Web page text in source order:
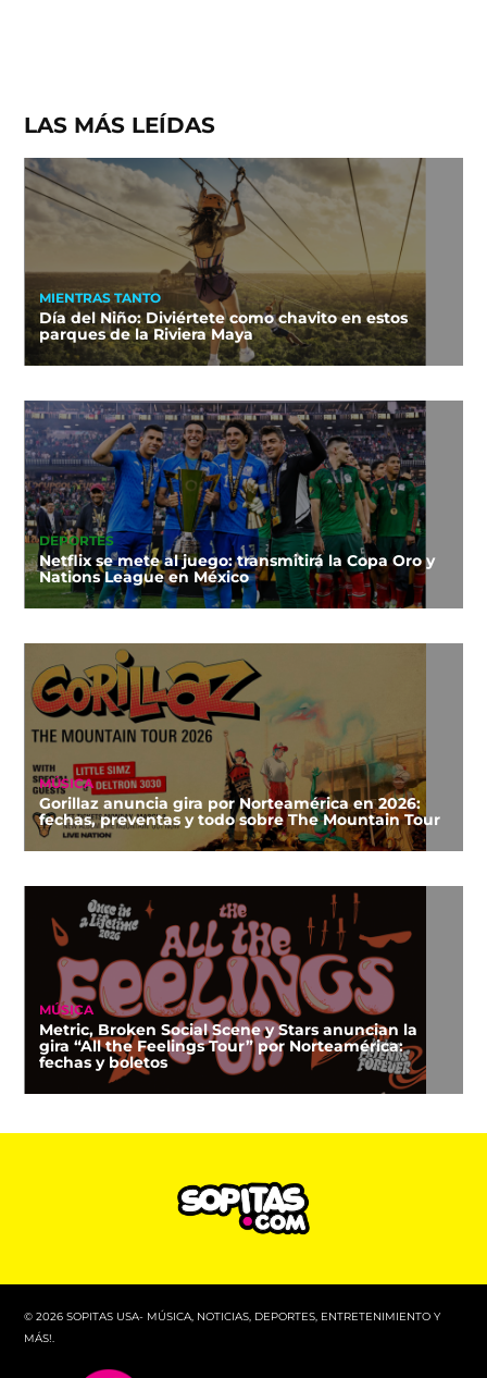
LAS MÁS LEÍDAS
MIENTRAS TANTO
Día del Niño: Diviértete como chavito en estos
parques de la Riviera Maya
DEPORTES
Netflix se mete al juego: transmitirá la Copa Oro y
Nations League en México
MÚSICA
Gorillaz anuncia gira por Norteamérica en 2026:
fechas, preventas y todo sobre The Mountain Tour
MÚSICA
Metric, Broken Social Scene y Stars anuncian la
gira “All the Feelings Tour” por Norteamérica:
fechas y boletos
© 2026 SOPITAS USA- MÚSICA, NOTICIAS, DEPORTES, ENTRETENIMIENTO Y
MÁS!.